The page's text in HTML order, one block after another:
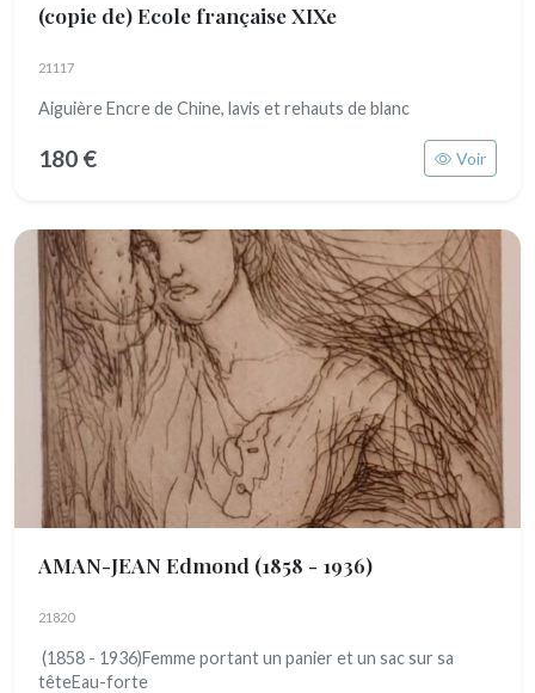
(copie de) Ecole française XIXe
21117
Aiguière Encre de Chine, lavis et rehauts de blanc
180 € Voir
AMAN-JEAN Edmond (1858 - 1936)
21820
(1858 - 1936)Femme portant un panier et un sac sur sa
têteEau-forte